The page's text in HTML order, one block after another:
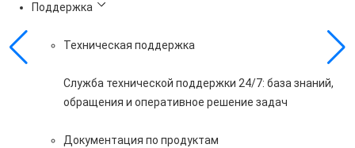
Поддержка
Техническая поддержка
Служба технической поддержки 24/7: база знаний,
обращения и оперативное решение задач
Документация по продуктам